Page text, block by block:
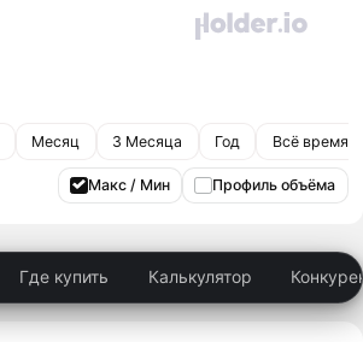
Месяц 3 Месяца Год Всё время
Макс / Мин Профиль объёма
Где купить Калькулятор